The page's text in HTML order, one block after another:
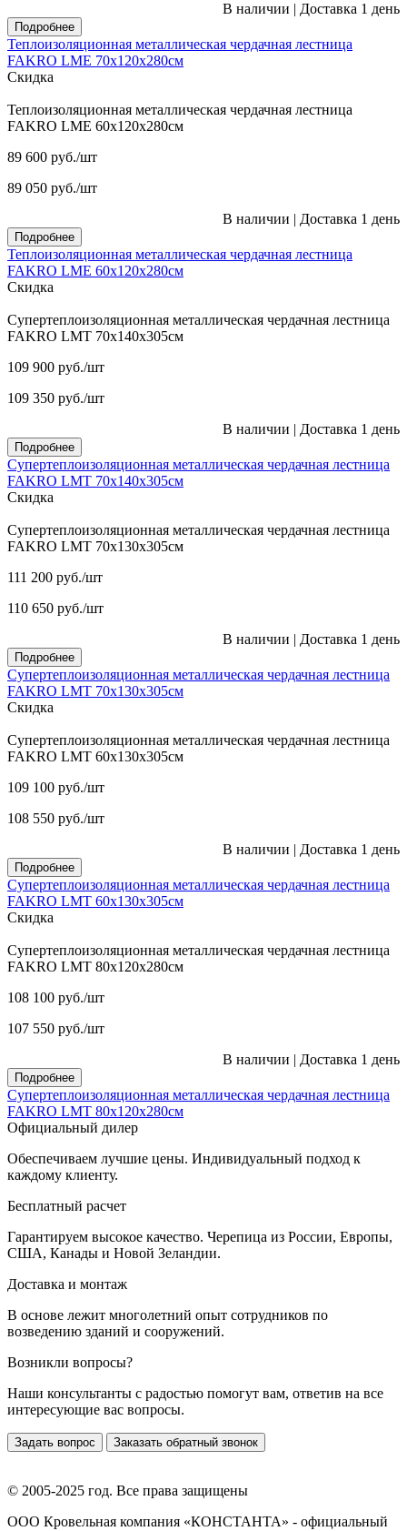
В наличии | Доставка 1 день
Подробнее
Теплоизоляционная металлическая чердачная лестница
FAKRO LME 70х120х280см
Скидка
Теплоизоляционная металлическая чердачная лестница
FAKRO LME 60х120х280см
89 600 руб./шт
89 050 руб./шт
В наличии | Доставка 1 день
Подробнее
Теплоизоляционная металлическая чердачная лестница
FAKRO LME 60х120х280см
Скидка
Супертеплоизоляционная металлическая чердачная лестница
FAKRO LMT 70х140х305см
109 900 руб./шт
109 350 руб./шт
В наличии | Доставка 1 день
Подробнее
Супертеплоизоляционная металлическая чердачная лестница
FAKRO LMT 70х140х305см
Скидка
Супертеплоизоляционная металлическая чердачная лестница
FAKRO LMT 70х130х305см
111 200 руб./шт
110 650 руб./шт
В наличии | Доставка 1 день
Подробнее
Супертеплоизоляционная металлическая чердачная лестница
FAKRO LMT 70х130х305см
Скидка
Супертеплоизоляционная металлическая чердачная лестница
FAKRO LMT 60х130х305см
109 100 руб./шт
108 550 руб./шт
В наличии | Доставка 1 день
Подробнее
Супертеплоизоляционная металлическая чердачная лестница
FAKRO LMT 60х130х305см
Скидка
Супертеплоизоляционная металлическая чердачная лестница
FAKRO LMT 80х120х280см
108 100 руб./шт
107 550 руб./шт
В наличии | Доставка 1 день
Подробнее
Супертеплоизоляционная металлическая чердачная лестница
FAKRO LMT 80х120х280см
Официальный дилер
Обеспечиваем лучшие цены. Индивидуальный подход к
каждому клиенту.
Бесплатный расчет
Гарантируем высокое качество. Черепица из России, Европы,
США, Канады и Новой Зеландии.
Доставка и монтаж
В основе лежит многолетний опыт сотрудников по
возведению зданий и сооружений.
Возникли вопросы?
Наши консультанты с радостью помогут вам, ответив на все
интересующие вас вопросы.
Задать вопрос Заказать обратный звонок
© 2005-2025 год. Все права защищены
ООО Кровельная компания «КОНСТАНТА» - официальный